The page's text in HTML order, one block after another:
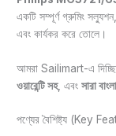
একটি সম্পূর্ণ গ্রুমিং
এবং কার্যকর করে তোলে।
আমরা Sailimart-এ দিচ্ছি
ওয়ারেন্টি সহ, এবংসারা
পণ্যের বৈশিষ্ট্য (Key
:
3
5
0
0